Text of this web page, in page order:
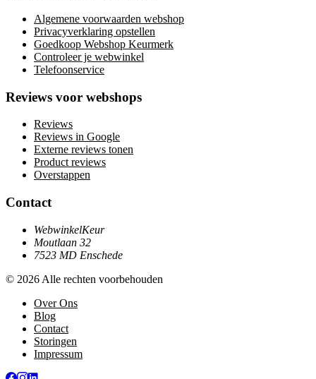
Algemene voorwaarden webshop
Privacyverklaring opstellen
Goedkoop Webshop Keurmerk
Controleer je webwinkel
Telefoonservice
Reviews voor webshops
Reviews
Reviews in Google
Externe reviews tonen
Product reviews
Overstappen
Contact
WebwinkelKeur
Moutlaan 32
7523 MD Enschede
© 2026 Alle rechten voorbehouden
Over Ons
Blog
Contact
Storingen
Impressum